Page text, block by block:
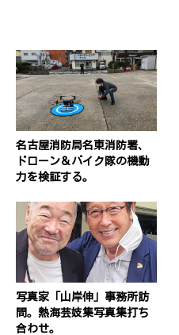
名古屋消防局名東消防署、
ドローン＆バイク隊の機動
力を検証する。
写真家「山岸伸」事務所訪
問。熱海芸妓集写真集打ち
合わせ。